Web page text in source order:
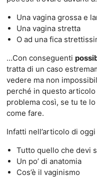
Una vagina grossa e
Una vagina stretta
O ad una fica
…Con conseguenti
tratta di un caso
vedere ma non
perché in questo
problema così, se tu te
come fare.
Infatti nell’articolo di
Tutto quello che devi
Un po’ di anatomia
Cos’è il vaginismo